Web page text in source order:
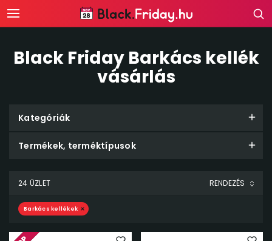
Black Friday Barkács kellék
vásárlás
Kategóriák
Termékek, terméktípusok
24 ÜZLET
Barkács kellékek